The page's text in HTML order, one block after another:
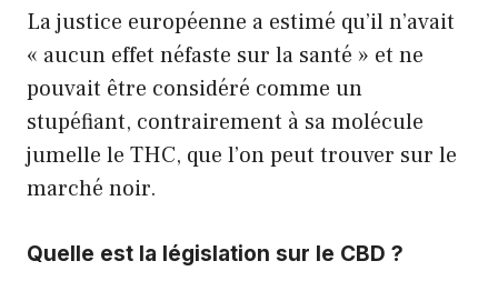
La justice européenne a estimé qu’il n’avait
« aucun effet néfaste sur la santé » et ne
pouvait être considéré comme un
stupéfiant, contrairement à sa molécule
jumelle le THC, que l’on peut trouver sur le
marché noir.
Quelle est la législation sur le CBD ?